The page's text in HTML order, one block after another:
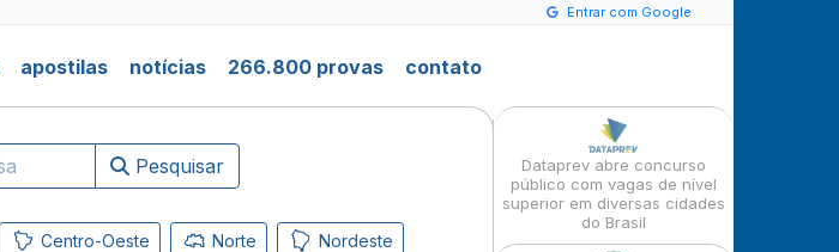
Entrar com Google
apostilas notícias 266.800 provas contato
Pesquisar
Centro-Oeste Norte Nordeste
Dataprev abre concurso
público com vagas de nível
superior em diversas cidades
do Brasil